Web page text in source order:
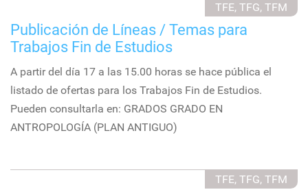
TFE, TFG, TFM
Publicación de Líneas / Temas para
Trabajos Fin de Estudios
A partir del día 17 a las 15.00 horas se hace pública el
listado de ofertas para los Trabajos Fin de Estudios.
Pueden consultarla en: GRADOS GRADO EN
ANTROPOLOGÍA (PLAN ANTIGUO)
TFE, TFG, TFM